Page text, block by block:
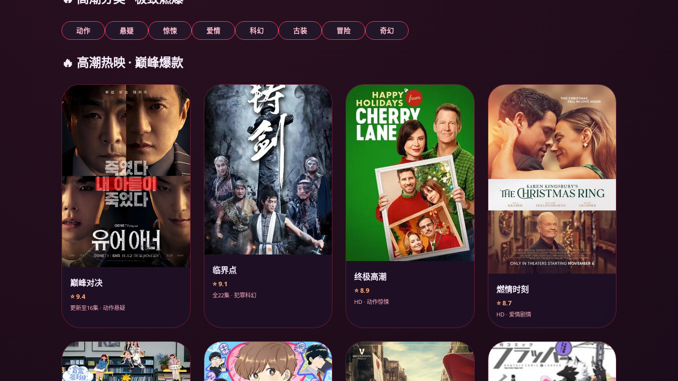
动作 悬疑 惊悚 爱情 科幻 古装 冒险 奇幻
🔥 高潮热映 · 巅峰爆款
巅峰对决
⭐ 9.4
更新至16集 · 动作悬疑
临界点
⭐ 9.1
全22集 · 犯罪科幻
终极高潮
⭐ 8.9
HD · 动作惊悚
燃情时刻
⭐ 8.7
HD · 爱情剧情